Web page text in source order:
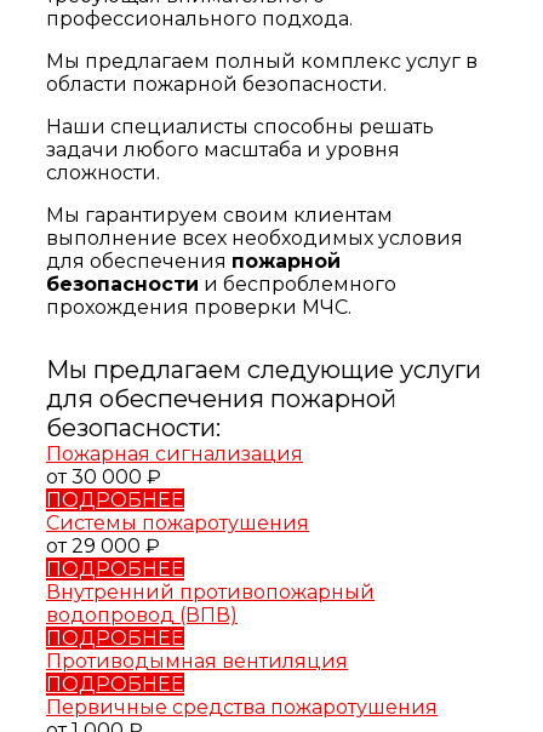
профессионального подхода.
Мы предлагаем полный комплекс услуг в
области пожарной безопасности.
Наши специалисты способны решать
задачи любого масштаба и уровня
сложности.
Мы гарантируем своим клиентам
выполнение всех необходимых условия
для обеспечения пожарной
безопасности и беспроблемного
прохождения проверки МЧС.
Мы предлагаем следующие услуги
для обеспечения пожарной
безопасности:
Пожарная сигнализация
от 30 000 ₽
ПОДРОБНЕЕ
Системы пожаротушения
от 29 000 ₽
ПОДРОБНЕЕ
Внутренний противопожарный
водопровод (ВПВ)
ПОДРОБНЕЕ
Противодымная вентиляция
ПОДРОБНЕЕ
Первичные средства пожаротушения